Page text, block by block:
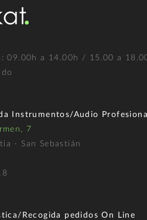
: 09.00h a 14.00h / 15.00 a
Instrumentos/Audio Profesional
7
- San Sebastián
Recogida pedidos On Line